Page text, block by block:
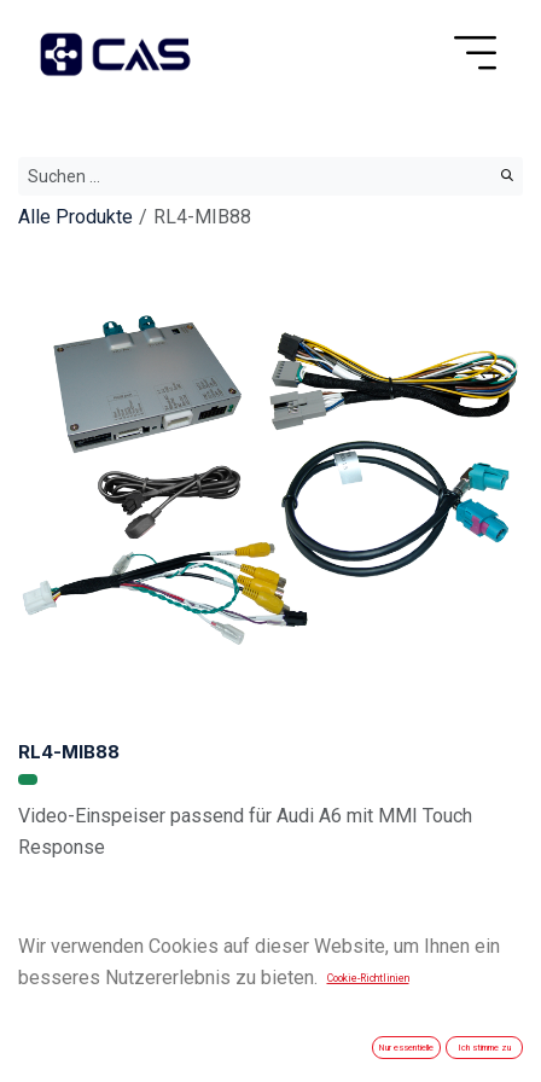
Alle Produkte RL4-MIB88
RL4-MIB88
Video-Einspeiser passend für Audi A6 mit MMI Touch
Response
Wir verwenden Cookies auf dieser Website, um Ihnen ein
besseres Nutzererlebnis zu bieten.
Cookie-Richtlinien
Nur essentielle Ich stimme zu